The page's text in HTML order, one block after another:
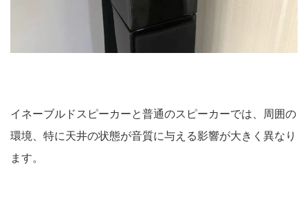
イネーブルドスピーカーと普通のスピーカーでは、周囲の
環境、特に天井の状態が音質に与える影響が大きく異なり
ます。